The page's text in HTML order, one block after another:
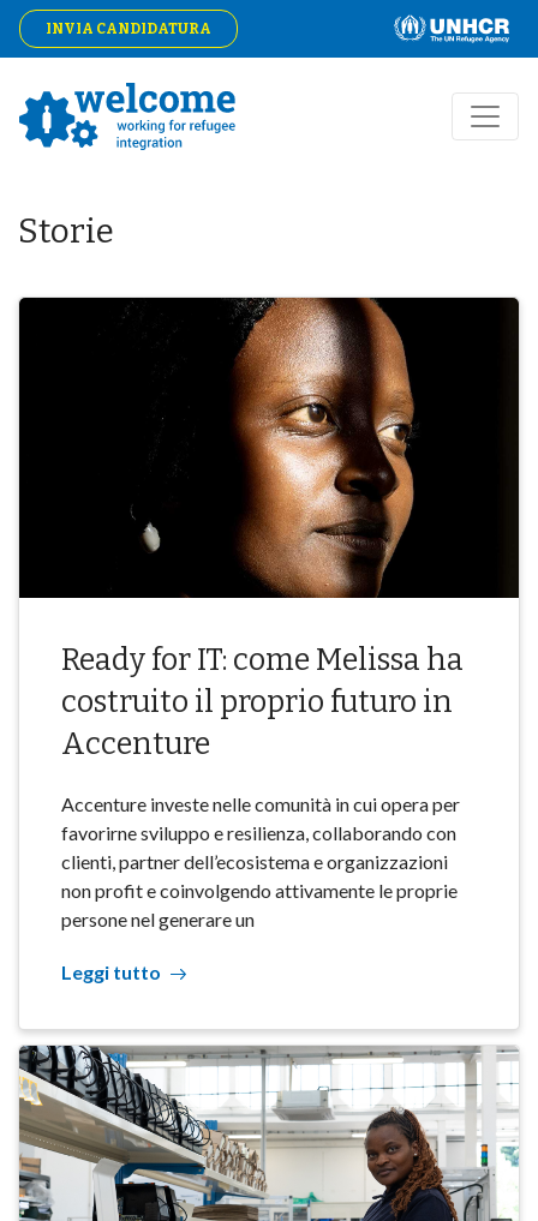
INVIA CANDIDATURA
Storie
Ready for IT: come Melissa ha
costruito il proprio futuro in
Accenture
Accenture investe nelle comunità in cui opera per
favorirne sviluppo e resilienza, collaborando con
clienti, partner dell’ecosistema e organizzazioni
non profit e coinvolgendo attivamente le proprie
persone nel generare un
Leggi tutto